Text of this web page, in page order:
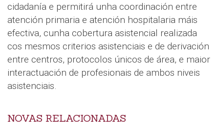
cidadanía e permitirá unha coordinación entre
atención primaria e atención hospitalaria máis
efectiva, cunha cobertura asistencial realizada
cos mesmos criterios asistenciais e de derivación
entre centros, protocolos únicos de área, e maior
interactuación de profesionais de ambos niveis
asistenciais.
NOVAS RELACIONADAS